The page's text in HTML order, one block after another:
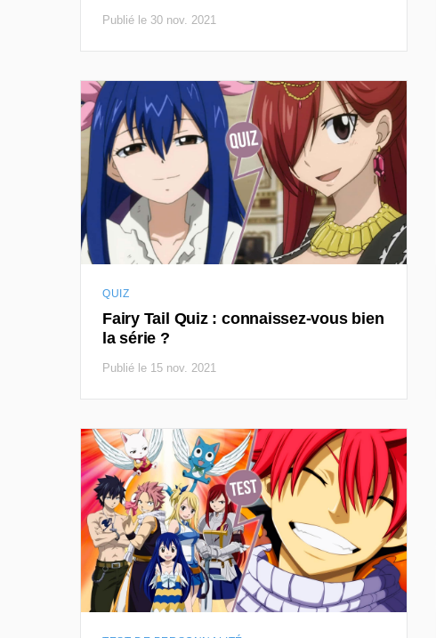
Publié le 30 nov. 2021
QUIZ
Fairy Tail Quiz : connaissez-vous bien
la série ?
Publié le 15 nov. 2021